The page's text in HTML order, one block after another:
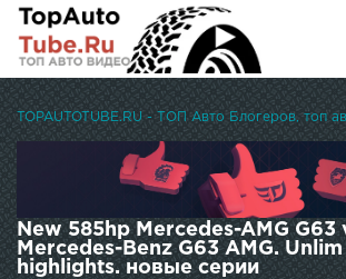
New 585hp Mercedes-AMG G63
Mercedes-Benz G63 AMG.
highlights. новые серии